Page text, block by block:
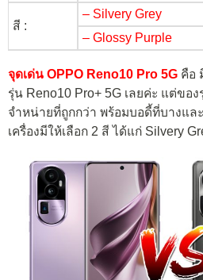
สี :
– Silvery Grey
– Glossy Purple
จุดเด่น OPPO Reno10 Pro 5G คือ
รุ่น Reno10 Pro+ 5G เลยค่ะ แต่ขอ
จำหน่ายที่ถูกกว่า พร้อมบอดี้ที่บางแล
เครื่องมีให้เลือก 2 สี ได้แก่ Silvery